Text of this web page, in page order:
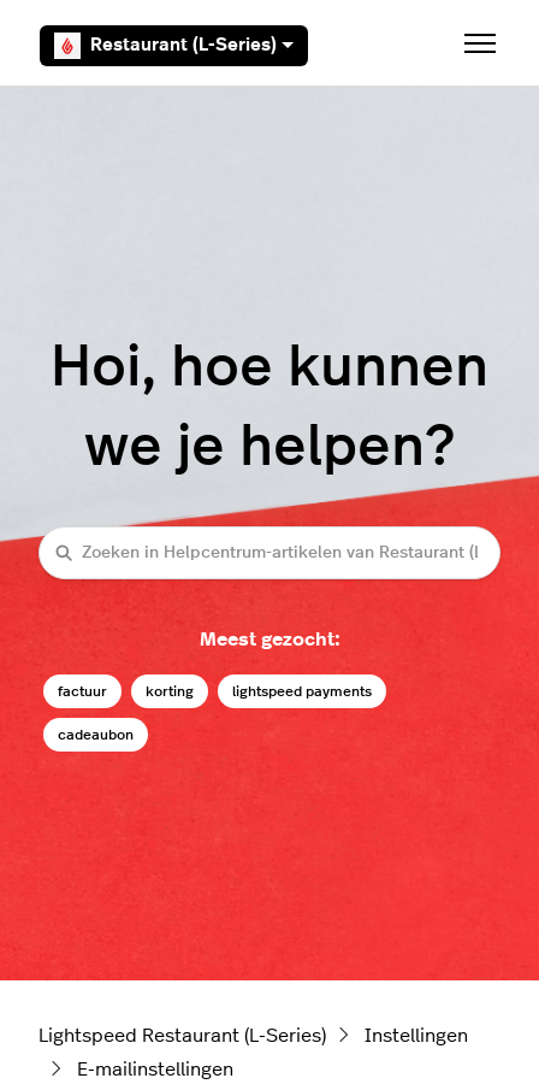
Restaurant (L-Series)
Hoi, hoe kunnen
we je helpen?
Zoeken
Meest gezocht:
factuur korting lightspeed payments
cadeaubon
Lightspeed Restaurant (L-Series)
Instellingen
E-mailinstellingen